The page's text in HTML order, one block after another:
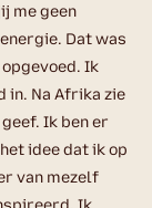
me geen
Dat was
Ik
Na Afrika zie
Ik ben er
idee dat ik op
van mezelf